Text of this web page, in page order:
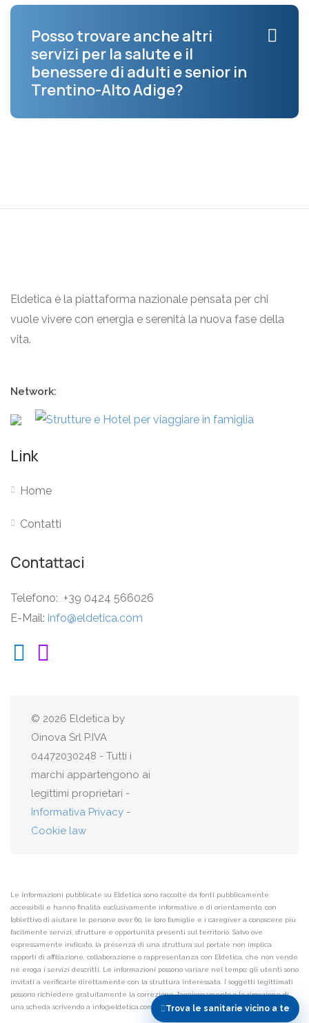
Trova le sanitarie vicino a te
Posso trovare anche altri
servizi per la salute e il
benessere di adulti e senior in
Trentino-Alto Adige?
Eldetica è la piattaforma nazionale pensata per chi
vuole vivere con energia e serenità la nuova fase della
vita.
Network:
Link
Home
Contatti
Contattaci
Telefono: +39 0424 566026
E-Mail: info@eldetica.com
© 2026 Eldetica by
Oinova Srl P.IVA
04472030248 - Tutti i
marchi appartengono ai
legittimi proprietari -
Informativa Privacy -
Cookie law
Le informazioni pubblicate su Eldetica sono raccolte da fonti pubblicamente
accessibili e hanno finalità esclusivamente informative e di orientamento, con
l’obiettivo di aiutare le persone over 60, le loro famiglie e i caregiver a conoscere più
facilmente servizi, strutture e opportunità presenti sul territorio. Salvo ove
espressamente indicato, la presenza di una struttura sul portale non implica
rapporti di affiliazione, collaborazione o rappresentanza con Eldetica, che non vende
né eroga i servizi descritti. Le informazioni possono variare nel tempo: gli utenti sono
invitati a verificarle direttamente con la struttura interessata. I soggetti legittimati
possono richiedere gratuitamente la correzione, l’aggiornamento o la rimozione di
una scheda scrivendo a info@eldetica.com.
Maggiori informazioni